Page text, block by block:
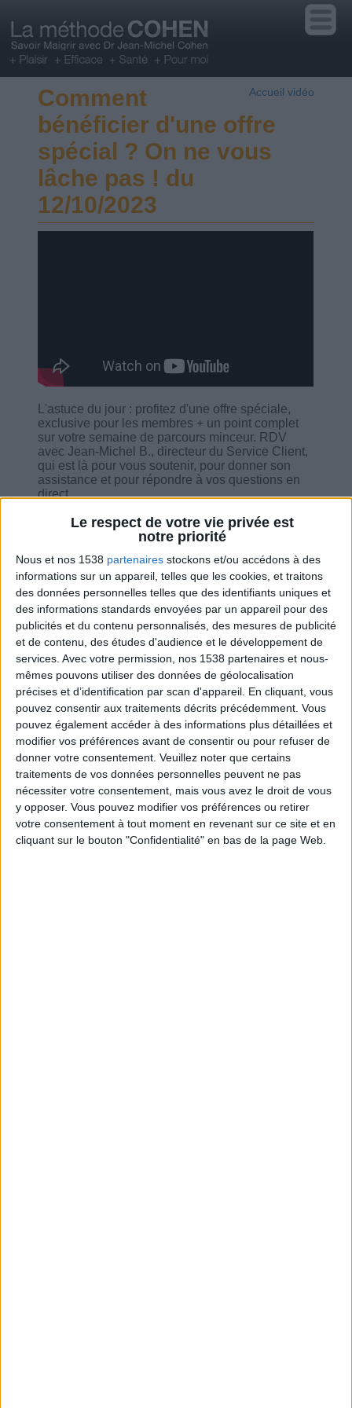
Le respect de votre vie privée est
notre priorité
Nous et nos 1538 partenaires stockons et/ou accédons à des
informations sur un appareil, telles que les cookies, et traitons
des données personnelles telles que des identifiants uniques et
des informations standards envoyées par un appareil pour des
publicités et du contenu personnalisés, des mesures de publicité
et de contenu, des études d'audience et le développement de
services. Avec votre permission, nos 1538 partenaires et nous-
mêmes pouvons utiliser des données de géolocalisation
précises et d’identification par scan d'appareil. En cliquant, vous
pouvez consentir aux traitements décrits précédemment. Vous
pouvez également accéder à des informations plus détaillées et
modifier vos préférences avant de consentir ou pour refuser de
donner votre consentement. Veuillez noter que certains
traitements de vos données personnelles peuvent ne pas
nécessiter votre consentement, mais vous avez le droit de vous
y opposer. Vous pouvez modifier vos préférences ou retirer
votre consentement à tout moment en revenant sur ce site et en
cliquant sur le bouton "Confidentialité" en bas de la page Web.
Accueil vidéo
Comment
bénéficier d'une offre
spécial ? On ne vous
lâche pas ! du
12/10/2023
L'astuce du jour : profitez d'une offre spéciale,
exclusive pour les membres + un point complet
sur votre semaine de parcours minceur. RDV
avec Jean-Michel B., directeur du Service Client,
qui est là pour vous soutenir, pour donner son
assistance et pour répondre à vos questions en
direct.
Combien de kilos souhaitez-vous perdre ?
Moins de
5 kilos
De 5 à 10
kilos
Plus de
10 kilos
Service-client & Motivation Voir tout
Les équipes du Service-client et de la
Communauté Savoir Maigrir vous aident
chaque semaine à vous rapprocher
sereinement de votre objectif minceur.
Votre bilan minceur(env. 2